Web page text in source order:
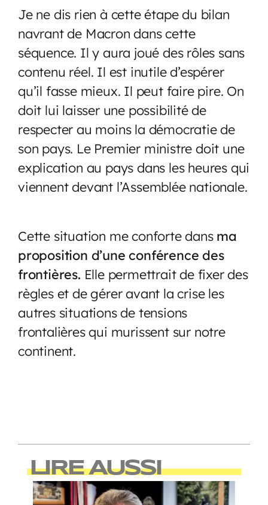
Je ne dis rien à cette étape du bilan
navrant de Macron dans cette
séquence. Il y aura joué des rôles sans
contenu réel. Il est inutile d’espérer
qu’il fasse mieux. Il peut faire pire. On
doit lui laisser une possibilité de
respecter au moins la démocratie de
son pays. Le Premier ministre doit une
explication au pays dans les heures qui
viennent devant l’Assemblée nationale.
Cette situation me conforte dans ma
proposition d’une conférence des
frontières. Elle permettrait de fixer des
règles et de gérer avant la crise les
autres situations de tensions
frontalières qui murissent sur notre
continent.
LIRE AUSSI